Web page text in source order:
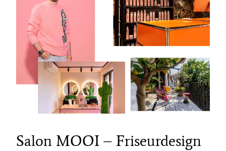
Salon MOOI – Friseurdesign